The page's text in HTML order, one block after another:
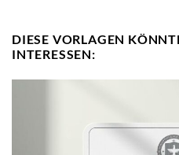
DIESE VORLAGEN
INTERESSEN: